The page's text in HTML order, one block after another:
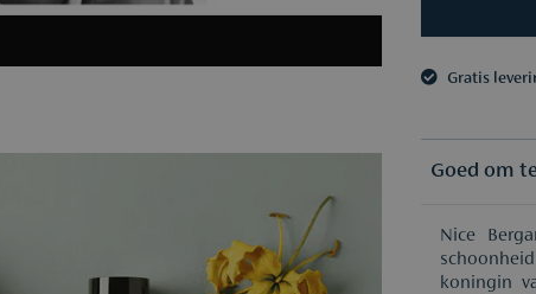
Gratis
Goed om
Nice
koningin